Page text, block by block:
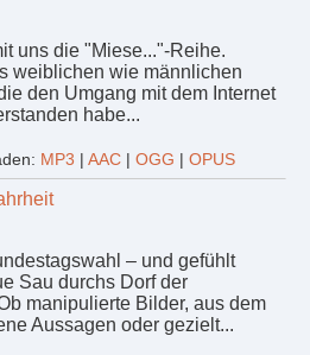
uns die "Miese..."-Reihe.
weiblichen wie männlichen
den Umgang mit dem Internet
habe...
MP3 | AAC | OGG | OPUS
– und gefühlt
Sau durchs Dorf der
manipulierte Bilder, aus dem
Aussagen oder gezielt...